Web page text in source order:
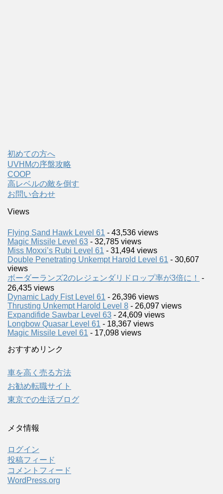
初めての方へ
UVHMの序盤攻略
COOP
高レベルの敵を倒す
お問い合わせ
Views
Flying Sand Hawk Level 61 - 43,536 views
Magic Missile Level 63 - 32,785 views
Miss Moxxi’s Rubi Level 61 - 31,494 views
Double Penetrating Unkempt Harold Level 61 - 30,607
views
ボーダーランズ2のレジェンダリドロップ率が3倍に！
-
26,435 views
Dynamic Lady Fist Level 61 - 26,396 views
Thrusting Unkempt Harold Level 8 - 26,097 views
Expandifide Sawbar Level 63 - 24,609 views
Longbow Quasar Level 61 - 18,367 views
Magic Missile Level 61 - 17,098 views
おすすめリンク
車を高く売る方法
お勧め転職サイト
東京での生活ブログ
メタ情報
ログイン
投稿フィード
コメントフィード
WordPress.org